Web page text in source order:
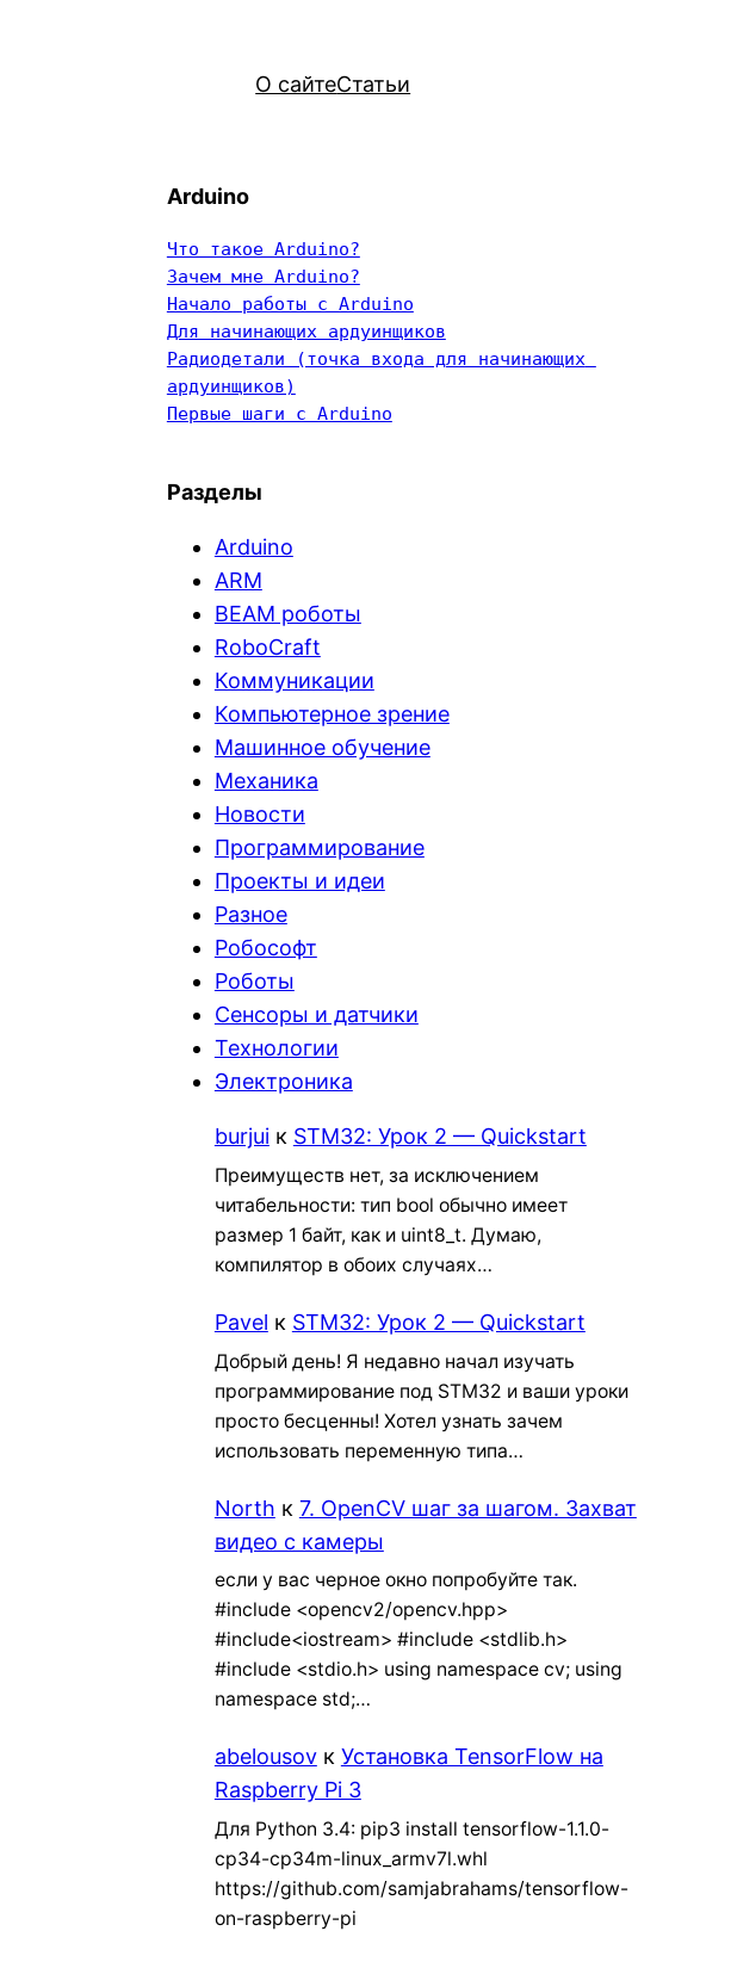
О сайтеСтатьи
Arduino
Что такое Arduino?
Зачем мне Arduino?
Начало работы с Arduino
Для начинающих ардуинщиков
Радиодетали (точка входа для начинающих
ардуинщиков)
Первые шаги с Arduino
Разделы
Arduino
ARM
BEAM роботы
RoboCraft
Коммуникации
Компьютерное зрение
Машинное обучение
Механика
Новости
Программирование
Проекты и идеи
Разное
Робософт
Роботы
Сенсоры и датчики
Технологии
Электроника
burjuiк STM32: Урок 2 — Quickstart
Преимуществ нет, за исключением
читабельности: тип bool обычно имеет
размер 1 байт, как и uint8_t. Думаю,
компилятор в обоих случаях…
Pavel к STM32: Урок 2 — Quickstart
Добрый день! Я недавно начал изучать
программирование под STM32 и ваши уроки
просто бесценны! Хотел узнать зачем
использовать переменную типа…
North к 7. OpenCV шаг за шагом. Захват
видео с камеры
если у вас черное окно попробуйте так.
#include <opencv2/opencv.hpp>
#include<iostream> #include <stdlib.h>
#include <stdio.h> using namespace cv; using
namespace std;…
abelousovк Установка TensorFlow на
Raspberry Pi 3
Для Python 3.4: pip3 install tensorflow-1.1.0-
cp34-cp34m-linux_armv7l.whl
https://github.com/samjabrahams/tensorflow-
on-raspberry-pi